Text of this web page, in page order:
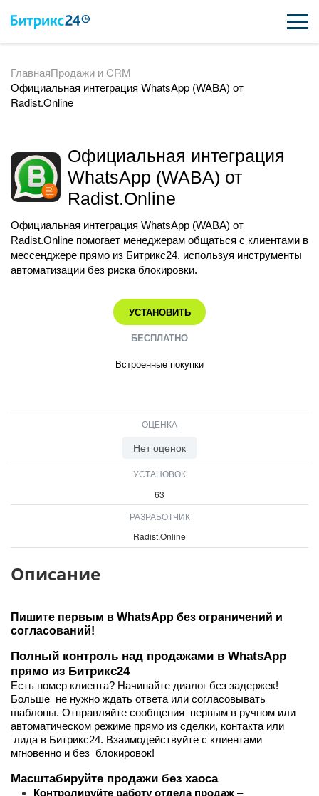
ВОЗМОЖНОСТИ
ЦЕНЫ
ВНЕДРЕНИЕ
ПОДДЕРЖКА
ПОЛУЧИТЬ БЕСПЛАТНО
ВХОД
ВХОД
ГлавнаяПродажи и CRM
Официальная интеграция WhatsApp (WABA) от
Radist.Online
Официальная интеграция
WhatsApp (WABA) от
Radist.Online
Официальная интеграция WhatsApp (WABA) от
Radist.Online помогает менеджерам общаться с клиентами в
мессенджере прямо из Битрикс24, используя инструменты
автоматизации без риска блокировки.
УСТАНОВИТЬ
БЕСПЛАТНО
Встроенные покупки
ОЦЕНКА
Нет оценок
УСТАНОВОК
63
РАЗРАБОТЧИК
Radist.Online
Описание
Пишите первым в WhatsApp без ограничений и
согласований!
Полный контроль над продажами в WhatsApp
прямо из Битрикс24
Есть номер клиента? Начинайте диалог без задержек!
Больше не нужно ждать ответа или согласовывать
шаблоны. Отправляйте сообщения первым в ручном или
автоматическом режиме прямо из сделки, контакта или
лида в Битрикс24. Взаимодействуйте с клиентами
мгновенно и без блокировок!
Масштабируйте продажи без хаоса
Контролируйте работу отдела продаж –